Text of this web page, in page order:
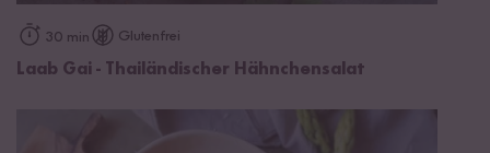
30 min Glutenfrei
Laab Gai - Thailändischer Hähnchensalat